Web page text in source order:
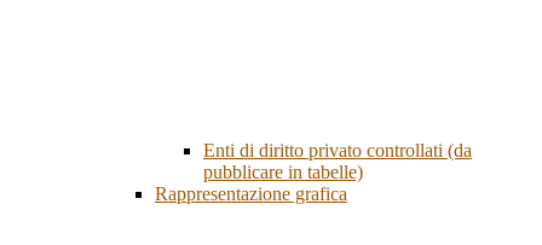
Enti di diritto privato controllati (da
pubblicare in tabelle)
Rappresentazione grafica